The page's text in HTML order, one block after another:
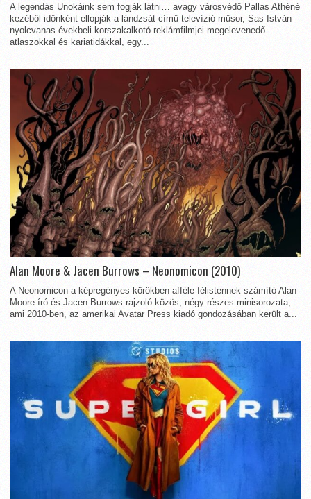
A legendás Unokáink sem fogják látni… avagy városvédő Pallas Athéné
kezéből időnként ellopják a lándzsát című televízió műsor, Sas István
nyolcvanas évekbeli korszakalkotó reklámfilmjei megelevenedő
atlaszokkal és kariatidákkal, egy...
Alan Moore & Jacen Burrows – Neonomicon (2010)
A Neonomicon a képregényes körökben afféle félistennek számító Alan
Moore író és Jacen Burrows rajzoló közös, négy részes minisorozata,
ami 2010-ben, az amerikai Avatar Press kiadó gondozásában került a...